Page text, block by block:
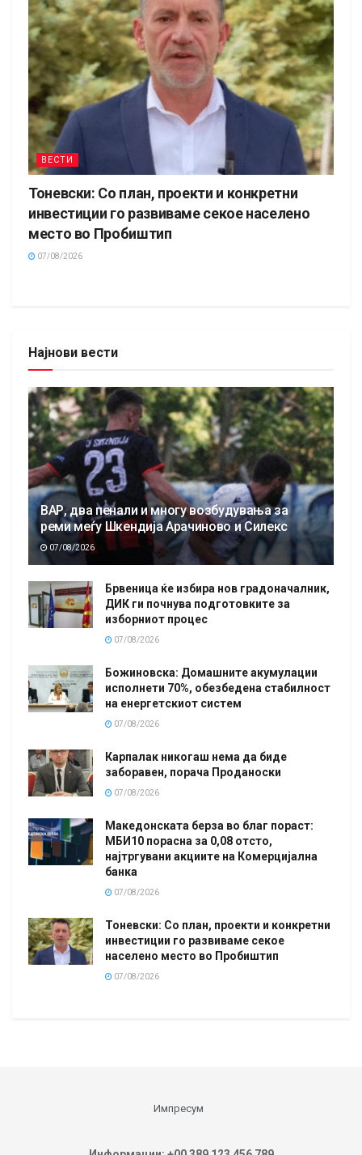
ВЕСТИ
Тоневски: Со план, проекти и конкретни
инвестиции го развиваме секое населено
место во Пробиштип
07/08/2026
Најнови вести
ВАР, два пенали и многу возбудувања за
реми меѓу Шкендија Арачиново и Силекс
07/08/2026
Брвеница ќе избира нов градоначалник,
ДИК ги почнува подготовките за
изборниот процес
07/08/2026
Божиновска: Домашните акумулации
исполнети 70%, обезбедена стабилност
на енергетскиот систем
07/08/2026
Карпалак никогаш нема да биде
заборавен, порача Проданоски
07/08/2026
Македонската берза во благ пораст:
МБИ10 порасна за 0,08 отсто,
најтргувани акциите на Комерцијална
банка
07/08/2026
Тоневски: Со план, проекти и конкретни
инвестиции го развиваме секое
населено место во Пробиштип
07/08/2026
Импресум